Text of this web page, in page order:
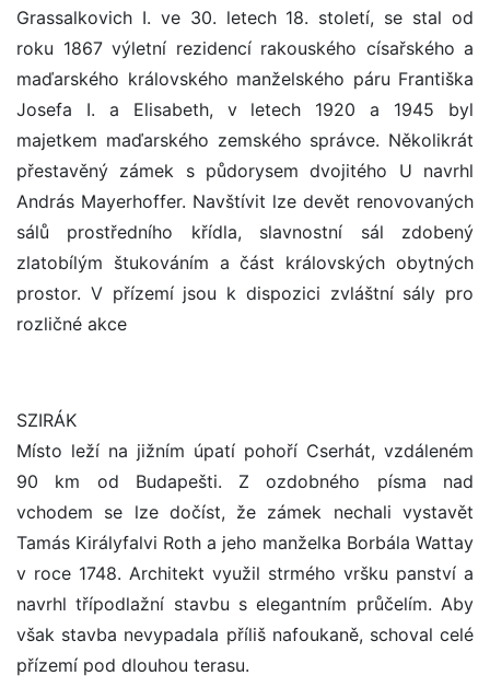
Grassalkovich I. ve 30. letech 18. století, se stal od
roku 1867 výletní rezidencí rakouského císařského a
maďarského královského manželského páru Františka
Josefa I. a Elisabeth, v letech 1920 a 1945 byl
majetkem maďarského zemského správce. Několikrát
přestavěný zámek s půdorysem dvojitého U navrhl
András Mayerhoffer. Navštívit lze devět renovovaných
sálů prostředního křídla, slavnostní sál zdobený
zlatobílým štukováním a část královských obytných
prostor. V přízemí jsou k dispozici zvláštní sály pro
rozličné akce
SZIRÁK
Místo leží na jižním úpatí pohoří Cserhát, vzdáleném
90 km od Budapešti. Z ozdobného písma nad
vchodem se lze dočíst, že zámek nechali vystavět
Tamás Királyfalvi Roth a jeho manželka Borbála Wattay
v roce 1748. Architekt využil strmého vršku panství a
navrhl třípodlažní stavbu s elegantním průčelím. Aby
však stavba nevypadala příliš nafoukaně, schoval celé
přízemí pod dlouhou terasu.